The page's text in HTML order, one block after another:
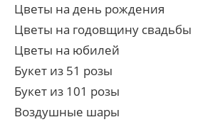
Цветы на день рождения
Цветы на годовщину свадьбы
Цветы на юбилей
Букет из 51 розы
Букет из 101 розы
Воздушные шары